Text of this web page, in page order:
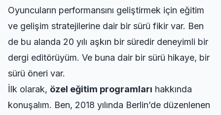
Oyuncuların performansını geliştirmek için eğitim
ve gelişim stratejilerine dair bir sürü fikir var. Ben
de bu alanda 20 yılı aşkın bir süredir deneyimli bir
dergi editörüyüm. Ve buna dair bir sürü hikaye, bir
sürü öneri var.
İlk olarak, özel eğitim programları hakkında
konuşalım. Ben, 2018 yılında Berlin’de düzenlenen